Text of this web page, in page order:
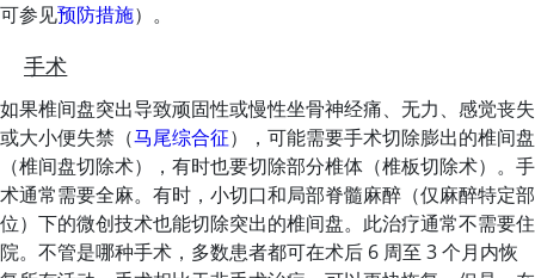
可参见预防措施）。
手术
如果椎间盘突出导致顽固性或慢性坐骨神经痛、无力、感觉丧失
或大小便失禁（马尾综合征），可能需要手术切除膨出的椎间盘
（椎间盘切除术），有时也要切除部分椎体（椎板切除术）。手
术通常需要全麻。有时，小切口和局部脊髓麻醉（仅麻醉特定部
位）下的微创技术也能切除突出的椎间盘。此治疗通常不需要住
院。不管是哪种手术，多数患者都可在术后 6 周至 3 个月内恢